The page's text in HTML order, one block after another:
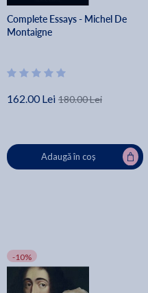
Complete Essays - Michel De
Montaigne
162.00 Lei 180.00 Lei
Adaugă în coș
-10%